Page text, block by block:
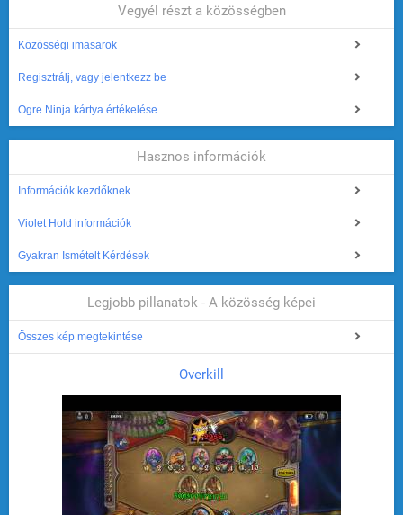
Vegyél részt a közösségben
Közösségi imasarok
Regisztrálj, vagy jelentkezz be
Ogre Ninja kártya értékelése
Hasznos információk
Információk kezdőknek
Violet Hold információk
Gyakran Ismételt Kérdések
Legjobb pillanatok - A közösség képei
Összes kép megtekintése
Overkill